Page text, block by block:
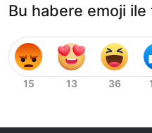
Bu habere emoji